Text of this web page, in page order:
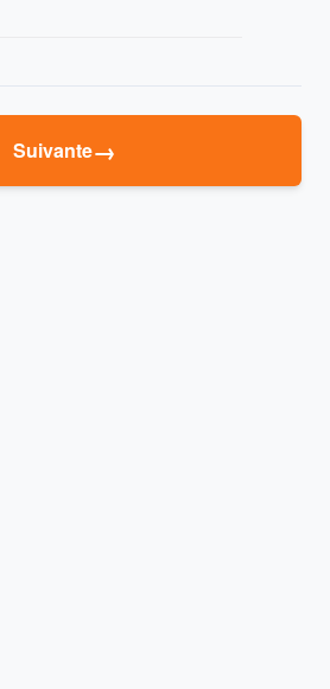
Suivante→